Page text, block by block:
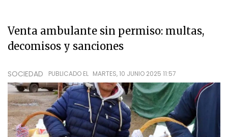
Venta ambulante sin permiso: multas,
decomisos y sanciones
SOCIEDAD PUBLICADO EL MARTES, 10 JUNIO 2025 11:57